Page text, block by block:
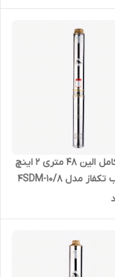
شناور کامل الین 48 متری 2 اینچ